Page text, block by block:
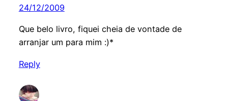
24/12/2009
Que belo livro, fiquei cheia de vontade de
arranjar um para mim :)*
Reply